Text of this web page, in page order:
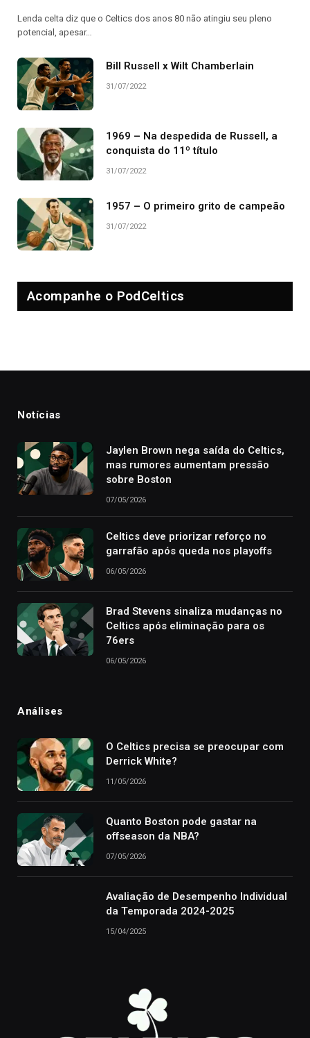
Lenda celta diz que o Celtics dos anos 80 não atingiu seu pleno
potencial, apesar…
Bill Russell x Wilt Chamberlain
31/07/2022
1969 – Na despedida de Russell, a
conquista do 11º título
31/07/2022
1957 – O primeiro grito de campeão
31/07/2022
Acompanhe o PodCeltics
Notícias
Jaylen Brown nega saída do Celtics,
mas rumores aumentam pressão
sobre Boston
07/05/2026
Celtics deve priorizar reforço no
garrafão após queda nos playoffs
06/05/2026
Brad Stevens sinaliza mudanças no
Celtics após eliminação para os
76ers
06/05/2026
Análises
O Celtics precisa se preocupar com
Derrick White?
11/05/2026
Quanto Boston pode gastar na
offseason da NBA?
07/05/2026
Avaliação de Desempenho Individual
da Temporada 2024-2025
15/04/2025